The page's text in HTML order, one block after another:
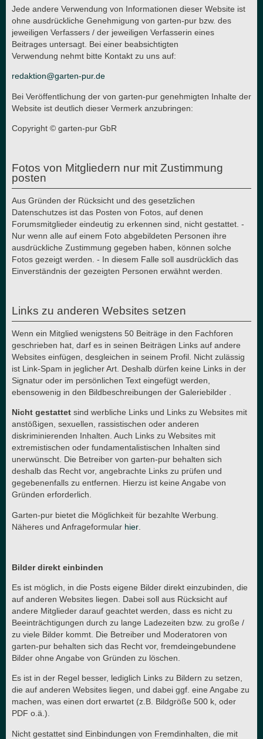
Jede andere Verwendung von Informationen dieser Website ist
ohne ausdrückliche Genehmigung von garten-pur bzw. des
jeweiligen Verfassers / der jeweiligen Verfasserin eines
Beitrages untersagt. Bei einer beabsichtigten
Verwendung nehmt bitte Kontakt zu uns auf:
redaktion@garten-pur.de
Bei Veröffentlichung der von garten-pur genehmigten Inhalte der
Website ist deutlich dieser Vermerk anzubringen:
Copyright © garten-pur GbR
Fotos von Mitgliedern nur mit Zustimmung
posten
Aus Gründen der Rücksicht und des gesetzlichen
Datenschutzes ist das Posten von Fotos, auf denen
Forumsmitglieder eindeutig zu erkennen sind, nicht gestattet. -
Nur wenn alle auf einem Foto abgebildeten Personen ihre
ausdrückliche Zustimmung gegeben haben, können solche
Fotos gezeigt werden. - In diesem Falle soll ausdrücklich das
Einverständnis der gezeigten Personen erwähnt werden.
Links zu anderen Websites setzen
Wenn ein Mitglied wenigstens 50 Beiträge in den Fachforen
geschrieben hat, darf es in seinen Beiträgen Links auf andere
Websites einfügen, desgleichen in seinem Profil. Nicht zulässig
ist Link-Spam in jeglicher Art. Deshalb dürfen keine Links in der
Signatur oder im persönlichen Text eingefügt werden,
ebensowenig in den Bildbeschreibungen der Galeriebilder .
Nicht gestattet sind werbliche Links und Links zu Websites mit
anstößigen, sexuellen, rassistischen oder anderen
diskriminierenden Inhalten. Auch Links zu Websites mit
extremistischen oder fundamentalistischen Inhalten sind
unerwünscht. Die Betreiber von garten-pur behalten sich
deshalb das Recht vor, angebrachte Links zu prüfen und
gegebenenfalls zu entfernen. Hierzu ist keine Angabe von
Gründen erforderlich.
Garten-pur bietet die Möglichkeit für bezahlte Werbung.
Näheres und Anfrageformular hier
Bilder direkt einbinden
Es ist möglich, in die Posts eigene Bilder direkt einzubinden, die
auf anderen Websites liegen. Dabei soll aus Rücksicht auf
andere Mitglieder darauf geachtet werden, dass es nicht zu
Beeinträchtigungen durch zu lange Ladezeiten bzw. zu große /
zu viele Bilder kommt. Die Betreiber und Moderatoren von
garten-pur behalten sich das Recht vor, fremdeingebundene
Bilder ohne Angabe von Gründen zu löschen.
Es ist in der Regel besser, lediglich Links zu Bildern zu setzen,
die auf anderen Websites liegen, und dabei ggf. eine Angabe zu
machen, was einen dort erwartet (z.B. Bildgröße 500 k, oder
PDF o.ä.).
Nicht gestattet sind Einbindungen von Fremdinhalten, die mit